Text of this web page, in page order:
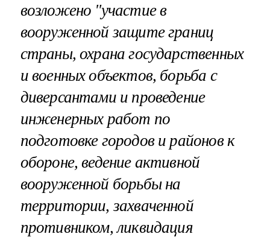
возложено "участие в
вооруженной защите границ
страны, охрана государственных
и военных объектов, борьба с
диверсантами и проведение
инженерных работ по
подготовке городов и районов к
обороне, ведение активной
вооруженной борьбы на
территории, захваченной
противником, ликвидация